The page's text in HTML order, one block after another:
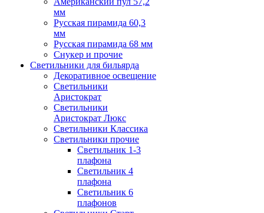
мм
Русская пирамида 60,3
мм
Русская пирамида 68 мм
Снукер и прочие
Светильники для бильярда
Декоративное освещение
Светильники
Аристократ
Светильники
Аристократ Люкс
Светильники Классика
Светильники прочие
Светильник 1-3
плафона
Светильник 4
плафона
Светильник 6
плафонов